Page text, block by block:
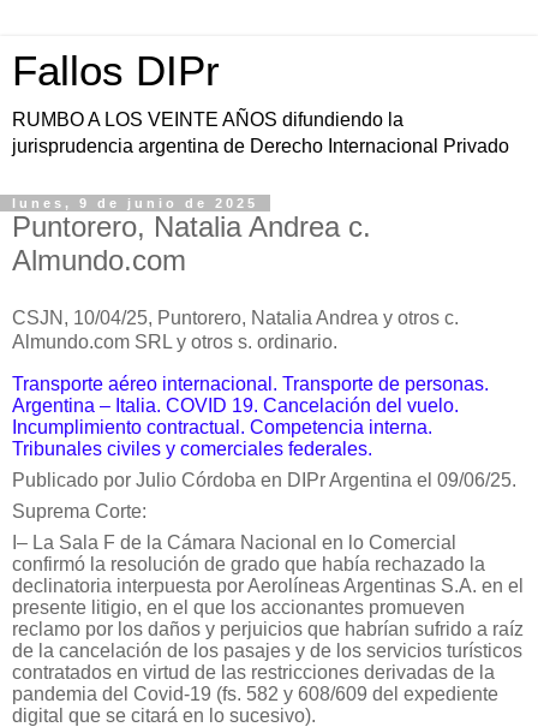
Fallos DIPr
RUMBO A LOS VEINTE AÑOS difundiendo la
jurisprudencia argentina de Derecho Internacional Privado
lunes, 9 de junio de 2025
Puntorero, Natalia Andrea c.
Almundo.com
CSJN, 10/04/25, Puntorero, Natalia Andrea y otros c.
Almundo.com SRL y otros s. ordinario.
Transporte aéreo internacional. Transporte de personas.
Argentina – Italia. COVID 19. Cancelación del vuelo.
Incumplimiento contractual. Competencia interna.
Tribunales civiles y comerciales federales.
Publicado por Julio Córdoba en DIPr Argentina el 09/06/25.
Suprema Corte:
I– La Sala F de la Cámara Nacional en lo Comercial
confirmó la resolución de grado que había rechazado la
declinatoria interpuesta por Aerolíneas Argentinas S.A. en el
presente litigio, en el que los accionantes promueven
reclamo por los daños y perjuicios que habrían sufrido a raíz
de la cancelación de los pasajes y de los servicios turísticos
contratados en virtud de las restricciones derivadas de la
pandemia del Covid-19 (fs. 582 y 608/609 del expediente
digital que se citará en lo sucesivo).